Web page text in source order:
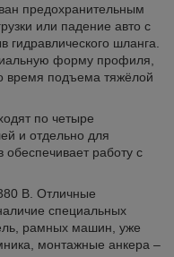
предохранительным
или падение авто с
шланга.
форму профиля,
время подъема тяжёлой
по четыре
и отдельно для
обеспечивает работу с
В. Отличные
специальных
рамных машин, уже
монтажные анкера –